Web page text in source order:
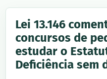
Lei 13.146
concursos de
estudar o
Deficiência sem